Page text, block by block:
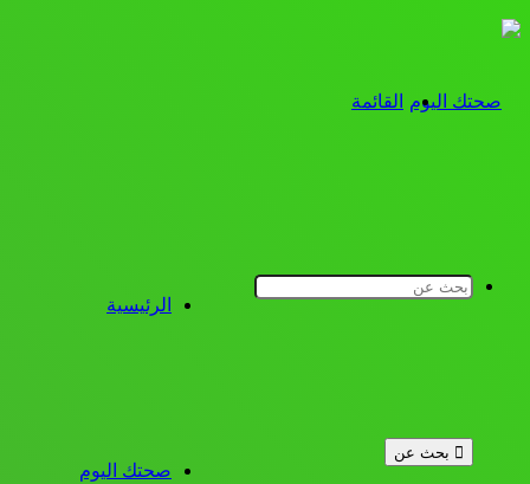
القائمة
الرئيسية
صحتك اليوم
بحث عن